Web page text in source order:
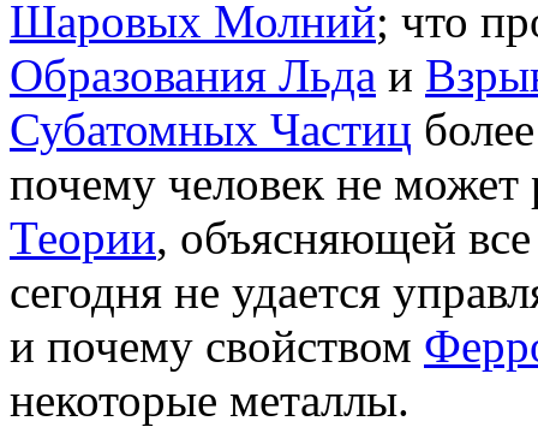
Шаровых Молний; что
Образования Льда и
Субатомных Частиц
почему человек не
Теории, объясняющей
сегодня не удается
и почему свойством
некоторые металлы.